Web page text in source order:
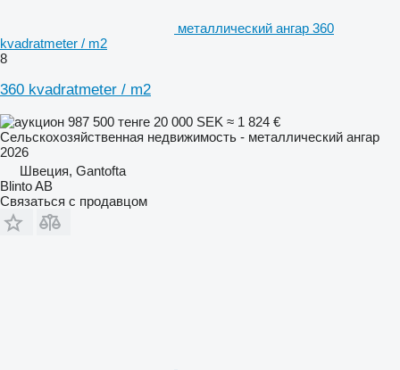
металлический ангар 360
kvadratmeter / m2
8
360 kvadratmeter / m2
987 500 тенге 20 000 SEK ≈ 1 824 €
Сельскохозяйственная недвижимость - металлический ангар
2026
Швеция, Gantofta
Blinto AB
Связаться с продавцом